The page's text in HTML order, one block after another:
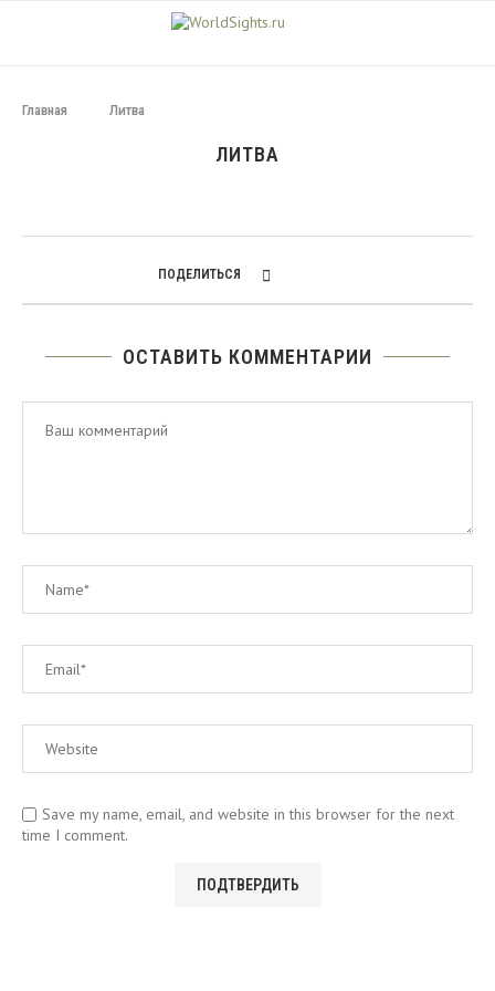
Главная Литва
ЛИТВА
ПОДЕЛИТЬСЯ
ОСТАВИТЬ КОММЕНТАРИИ
Save my name, email, and website in this browser for the next
time I comment.